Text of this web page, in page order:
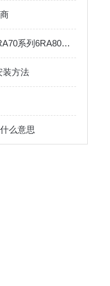
西门子直流调数器6RA70系列6RA80参数
装方法
么意思